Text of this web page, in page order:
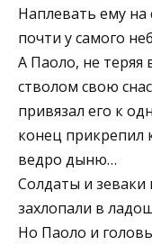
Наплевать ему на
почти у самого
А Паоло, не теряя
стволом свою
привязал его к
конец прикрепил
ведро дыню…
Солдаты и зеваки
захлопали в
Но Паоло и